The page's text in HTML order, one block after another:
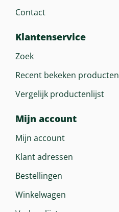
Contact
Klantenservice
Zoek
Recent bekeken producten
Vergelijk productenlijst
Mijn account
Mijn account
Klant adressen
Bestellingen
Winkelwagen